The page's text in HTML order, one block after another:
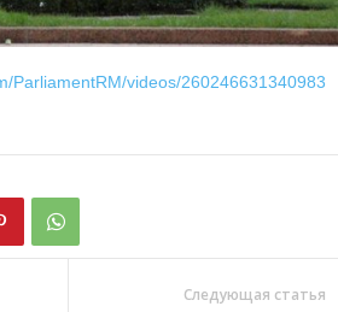
ParliamentRM/videos/260246631340983
Следующая статья